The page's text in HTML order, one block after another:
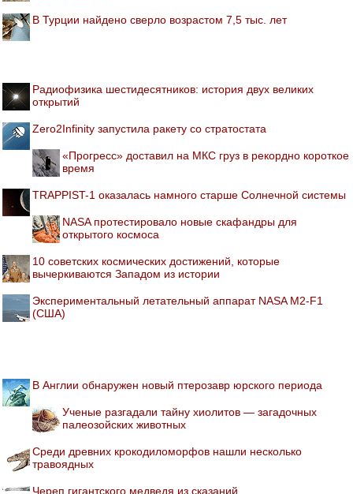
В Турции найдено сверло возрастом 7,5 тыс. лет
Радиофизика шестидесятников: история двух великих
открытий
Zero2Infinity запустила ракету со стратостата
«Прогресс» доставил на МКС груз в рекордно короткое
время
TRAPPIST-1 оказалась намного старше Солнечной системы
NASA протестировало новые скафандры для
открытого космоса
10 советских космических достижений, которые
вычеркиваются Западом из истории
Экспериментальный летательный аппарат NASA M2-F1
(США)
В Англии обнаружен новый птерозавр юрского периода
Ученые разгадали тайну хиолитов — загадочных
палеозойских животных
Среди древних крокодиломорфов нашли несколько
травоядных
Череп гигантского медведя из сказаний